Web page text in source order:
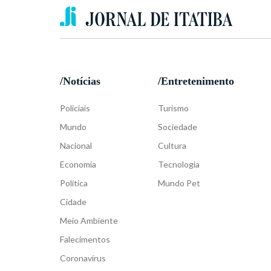
/Notícias
Policiais
Mundo
Nacional
Economia
Política
Cidade
Meio Ambiente
Falecimentos
Coronavírus
/Entretenimento
Turismo
Sociedade
Cultura
Tecnologia
Mundo Pet